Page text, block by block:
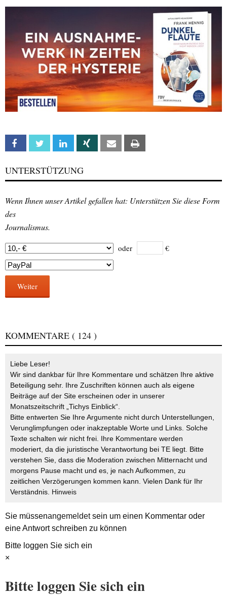
Facebook Twitter Linkedin Xing Email
UNTERSTÜTZUNG
Wenn Ihnen unser Artikel gefallen hat: Unterstützen Sie diese Form
des
Journalismus.
oder €
Weiter
KOMMENTARE ( 124 )
Liebe Leser!
Wir sind dankbar für Ihre Kommentare und schätzen Ihre aktive
Beteiligung sehr. Ihre Zuschriften können auch als eigene
Beiträge auf der Site erscheinen oder in unserer
Monatszeitschrift „Tichys Einblick“.
Bitte entwerten Sie Ihre Argumente nicht durch Unterstellungen,
Verunglimpfungen oder inakzeptable Worte und Links. Solche
Texte schalten wir nicht frei. Ihre Kommentare werden
moderiert, da die juristische Verantwortung bei TE liegt. Bitte
verstehen Sie, dass die Moderation zwischen Mitternacht und
morgens Pause macht und es, je nach Aufkommen, zu
zeitlichen Verzögerungen kommen kann. Vielen Dank für Ihr
Verständnis. Hinweis
Sie müssenangemeldetsein um einen Kommentar oder
eine Antwort schreiben zu können
Bitte loggen Sie sich ein
×
Bitte loggen Sie sich ein